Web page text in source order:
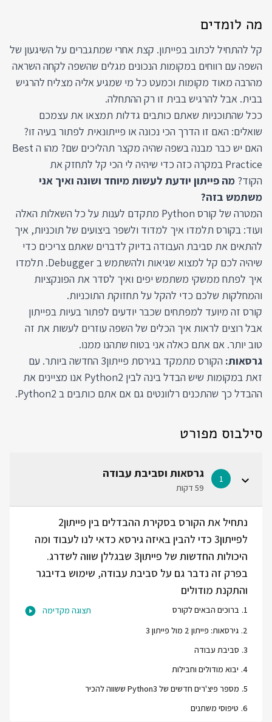
מה לומדים
קל להתחיל לכתוב בפייתון. קצת אחרי שמתגברים על השיגעון של
השפה עם רווחים במקומות הנכונים מגלים שהשפה לקחה השראה
מהרבה מאוד מקומות וכמעט כל מי שמגיע אליה מצליח להרגיש
בבית. אבל להרגיש בבית זו רק ההתחלה.
ככל שהתוכניות שאתם כותבים גדלות תמצאו את עצמכם
שואלים: האם זו הדרך הכי נכונה או פייתונאית לפתור בעיה זו?
האם יש כבר מבנה בשפה שהיה מקצר תהליכים שם? מהו ה Best
Practice במקרה כזה כדי שיהיה לי הכי קל לתחזק את
הקוד? מה פייתון יודעת לעשות מיוחד ושונה ואיך אני
משתמש בזה?
המטרה של קורס Python מתקדם לענות על כל השאלות האלה
ועוד: בקורס תלמדו איך למדוד ולשפר ביצועים של תוכניות, איך
להתאים את סביבת העבודה בדיוק לדברים שאתם צריכים כדי
שיהיה לכם קל למצוא שגיאות ולהשתמש ב Debugger. תלמדו
איך לפתח ממשקי משתמש יפים ואיך לסדר את הפונקציות
והמחלקות שלכם כדי להקל על תחזוקת התוכניות.
קורס זה מיועד למפתחים שכבר יודעים לפתור בעיות בפייתון
אבל רוצים לראות איך הכלים של השפה עוזרים לעשות את זה
טוב יותר. אם אתם כאלה אני בטוח שתהנו ממנו.
גרסאות:
הקורס מתמקד בגירסת פייתון3 החדשה ביותר. עם
זאת במקומות שיש הבדל בינה לבין Python2 אנו מציינים את
ההבדל כך שהתכנים רלוונטים גם אם אתם כותבים ב Python2.
סילבוס מפורט
1 גרסאות וסביבת עבודה
59 דקות
נתחיל את הקורס בסקירת ההבדלים בין פייתון2
לפייתון3 כדי להבין באיזה גירסא כדאי לנו לעבוד ומה
היכולות החדשות של פייתון3 שבגללן שווה לשדרג.
בפרק זה נדבר גם על סביבת עבודה, שימוש בדיבגר
והתקנת מודולים
1
. ברוכים הבאים לקורס
תצוגה מקדימה
2
. גירסאות: פייתון 2 מול פייתון 3
3
. סביבת עבודה
4
. יבוא מודולים וחבילות
5
. מספר פיצ'רים חדשים של Python3 ששווה להכיר
6
. טיפוסי משתנים